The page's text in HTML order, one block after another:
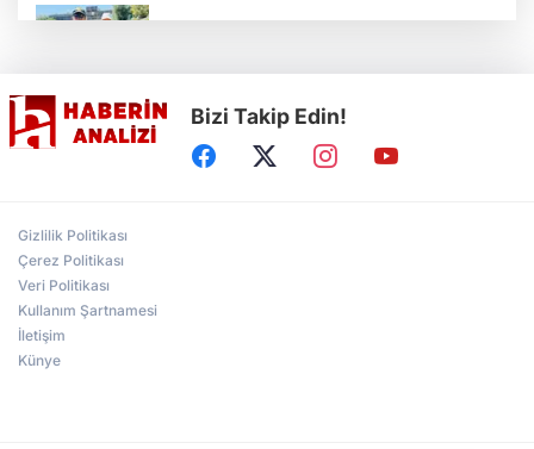
Alperen Ocakları Darıca'da yeni dönem...
Bizi Takip Edin!
Gizlilik Politikası
Çerez Politikası
Veri Politikası
Kullanım Şartnamesi
İletişim
Künye